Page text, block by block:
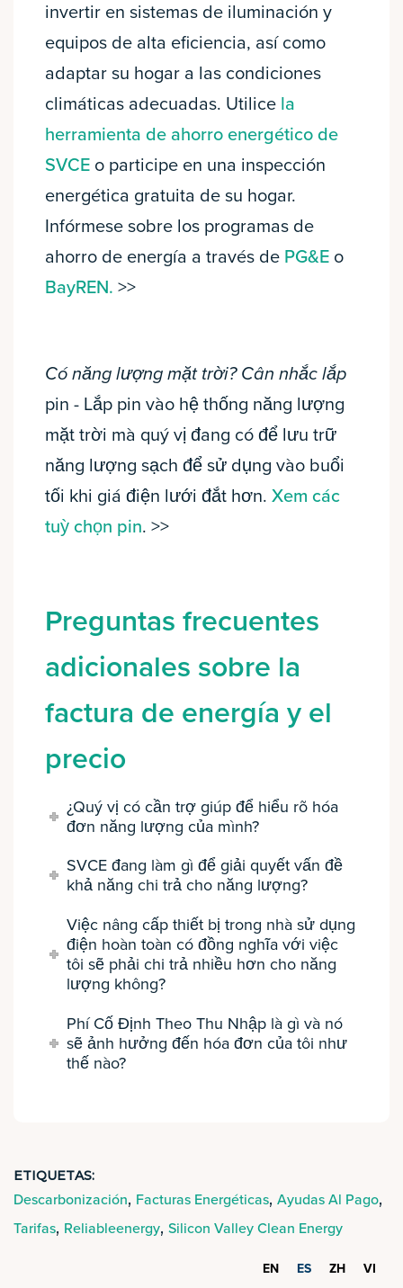
invertir en sistemas de iluminación y
equipos de alta eficiencia, así como
adaptar su hogar a las condiciones
climáticas adecuadas. Utilice la
herramienta de ahorro energético de
SVCE o participe en una inspección
energética gratuita de su hogar.
Infórmese sobre los programas de
ahorro de energía a través de PG&E o
BayREN. >>
Có năng lượng mặt trời? Cân nhắc lắp
pin - Lắp pin vào hệ thống năng lượng
mặt trời mà quý vị đang có để lưu trữ
năng lượng sạch để sử dụng vào buổi
tối khi giá điện lưới đắt hơn. Xem các
tuỳ chọn pin. >>
Preguntas frecuentes
adicionales sobre la
factura de energía y el
precio
¿Quý vị có cần trợ giúp để hiểu rõ hóa
đơn năng lượng của mình?
SVCE đang làm gì để giải quyết vấn đề
khả năng chi trả cho năng lượng?
Việc nâng cấp thiết bị trong nhà sử dụng
điện hoàn toàn có đồng nghĩa với việc
tôi sẽ phải chi trả nhiều hơn cho năng
lượng không?
Phí Cố Định Theo Thu Nhập là gì và nó
sẽ ảnh hưởng đến hóa đơn của tôi như
thế nào?
ETIQUETAS:
Descarbonización, Facturas Energéticas, Ayudas Al Pago,
Tarifas, Reliableenergy, Silicon Valley Clean Energy
EN ES ZH VI